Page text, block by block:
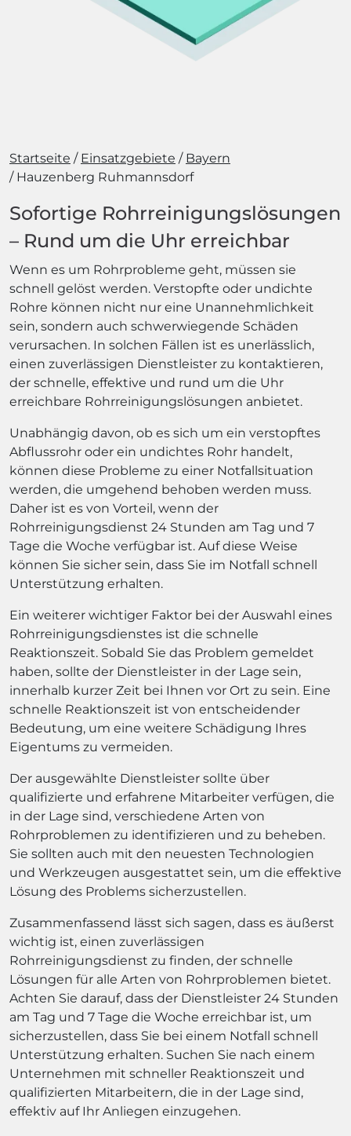
Startseite Einsatzgebiete
Bayern
Hauzenberg Ruhmannsdorf
Sofortige Rohrreinigungslösungen
– Rund um die Uhr erreichbar
Wenn es um Rohrprobleme geht, müssen sie
schnell gelöst werden. Verstopfte oder undichte
Rohre können nicht nur eine Unannehmlichkeit
sein, sondern auch schwerwiegende Schäden
verursachen. In solchen Fällen ist es unerlässlich,
einen zuverlässigen Dienstleister zu kontaktieren,
der schnelle, effektive und rund um die Uhr
erreichbare Rohrreinigungslösungen anbietet.
Unabhängig davon, ob es sich um ein verstopftes
Abflussrohr oder ein undichtes Rohr handelt,
können diese Probleme zu einer Notfallsituation
werden, die umgehend behoben werden muss.
Daher ist es von Vorteil, wenn der
Rohrreinigungsdienst 24 Stunden am Tag und 7
Tage die Woche verfügbar ist. Auf diese Weise
können Sie sicher sein, dass Sie im Notfall schnell
Unterstützung erhalten.
Ein weiterer wichtiger Faktor bei der Auswahl eines
Rohrreinigungsdienstes ist die schnelle
Reaktionszeit. Sobald Sie das Problem gemeldet
haben, sollte der Dienstleister in der Lage sein,
innerhalb kurzer Zeit bei Ihnen vor Ort zu sein. Eine
schnelle Reaktionszeit ist von entscheidender
Bedeutung, um eine weitere Schädigung Ihres
Eigentums zu vermeiden.
Der ausgewählte Dienstleister sollte über
qualifizierte und erfahrene Mitarbeiter verfügen, die
in der Lage sind, verschiedene Arten von
Rohrproblemen zu identifizieren und zu beheben.
Sie sollten auch mit den neuesten Technologien
und Werkzeugen ausgestattet sein, um die effektive
Lösung des Problems sicherzustellen.
Zusammenfassend lässt sich sagen, dass es äußerst
wichtig ist, einen zuverlässigen
Rohrreinigungsdienst zu finden, der schnelle
Lösungen für alle Arten von Rohrproblemen bietet.
Achten Sie darauf, dass der Dienstleister 24 Stunden
am Tag und 7 Tage die Woche erreichbar ist, um
sicherzustellen, dass Sie bei einem Notfall schnell
Unterstützung erhalten. Suchen Sie nach einem
Unternehmen mit schneller Reaktionszeit und
qualifizierten Mitarbeitern, die in der Lage sind,
effektiv auf Ihr Anliegen einzugehen.